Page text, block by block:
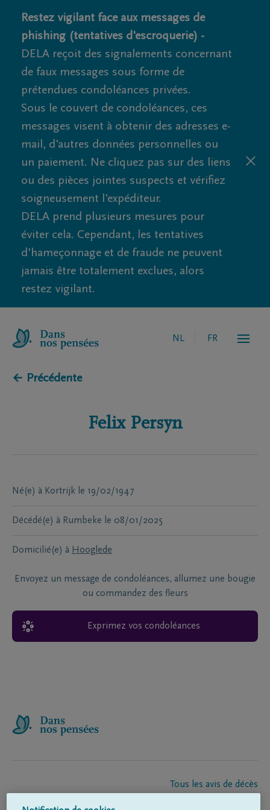
Restez vigilant face aux messages de
phishing (tentatives d'escroquerie) -
DELA reçoit des signalements concernant
de faux messages sous forme de
prétendues condoléances privées.
Sous le couvert de condoléances, ces
messages visent à obtenir des adresses e-
mail, d'autres données personnelles ou
un paiement. Ne cliquez pas sur des liens
ou des pièces jointes suspects et vérifiez
soigneusement l'expéditeur.
DELA prend plusieurs mesures pour
éviter cela. Cependant, les tentatives
d'hameçonnage et de fraude ne peuvent
jamais être totalement exclues, alors
restez vigilant.
NL FR
← Précédente
Felix Persyn
Né(e) à Kortrijk le 19/02/1947
Décédé(e) à Rumbeke le 08/01/2025
Domicilié(e) à Hooglede
Envoyez un message de condoléances, allumez une bougie
ou commandez des fleurs
Exprimez vos condoléances
Tous les avis de décès